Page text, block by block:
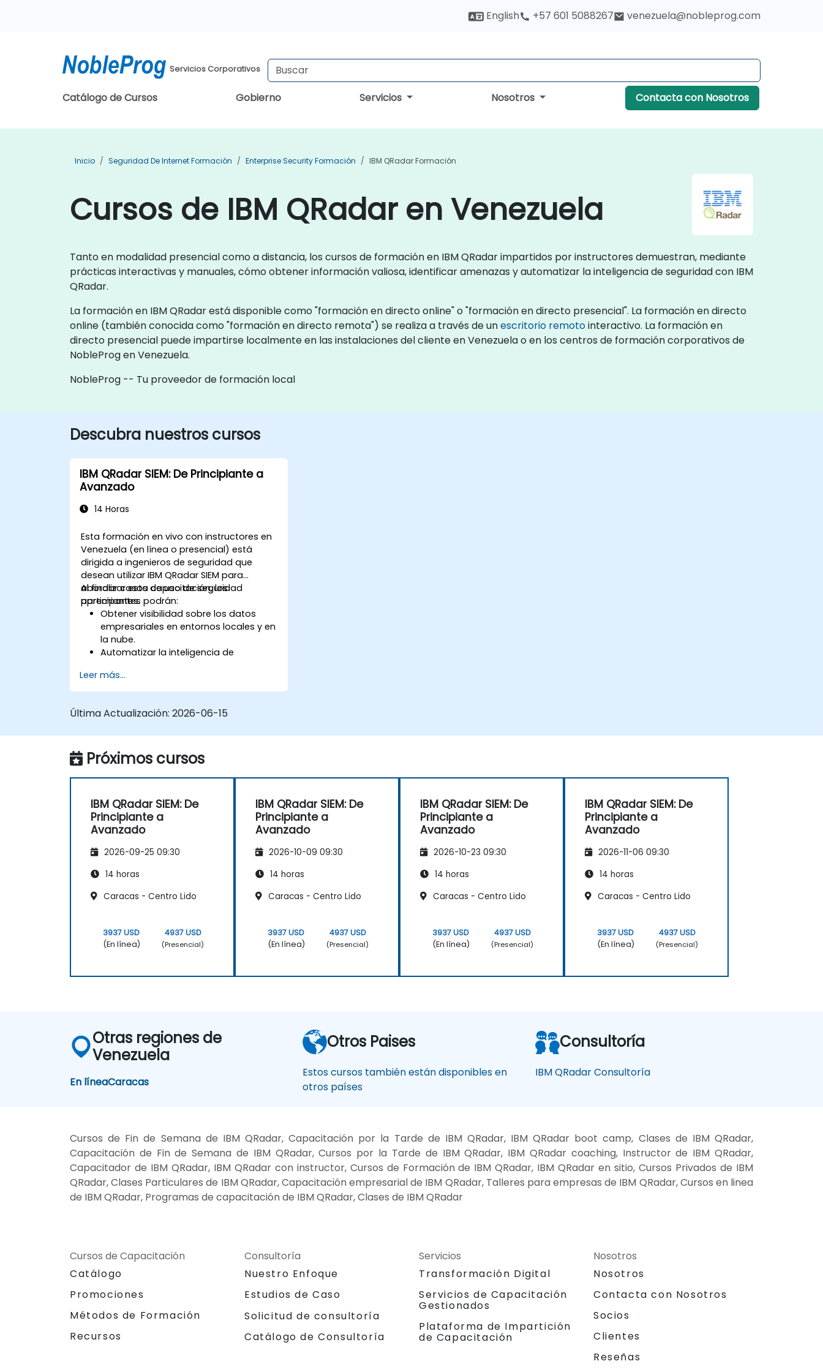
English +57 601 5088267 venezuela@nobleprog.com
Servicios Corporativos
Catálogo de Cursos Gobierno Servicios Nosotros Contacta con Nosotros
Inicio Seguridad De Internet Formación Enterprise Security Formación IBM QRadar Formación
Cursos de IBM QRadar en Venezuela
Tanto en modalidad presencial como a distancia, los cursos de formación en IBM QRadar impartidos por instructores demuestran, mediante
prácticas interactivas y manuales, cómo obtener información valiosa, identificar amenazas y automatizar la inteligencia de seguridad con IBM
QRadar.
La formación en IBM QRadar está disponible como "formación en directo online" o "formación en directo presencial". La formación en directo
online (también conocida como "formación en directo remota") se realiza a través de unescritorio remotointeractivo. La formación en
directo presencial puede impartirse localmente en las instalaciones del cliente en Venezuela o en los centros de formación corporativos de
NobleProg en Venezuela.
NobleProg -- Tu proveedor de formación local
Descubra nuestros cursos
IBM QRadar SIEM: De Principiante a
Avanzado
14 Horas
Esta formación en vivo con instructores en
Venezuela (en línea o presencial) está
dirigida a ingenieros de seguridad que
desean utilizar IBM QRadar SIEM para
abordar casos de uso de seguridad
apremiantes.
Al finalizar esta capacitación, los
participantes podrán:
Obtener visibilidad sobre los datos
empresariales en entornos locales y en
la nube.
Automatizar la inteligencia de
contener riesgos.
Detectar, identificar y priorizar
Leer más...
Última Actualización: 2026-06-15
Próximos cursos
IBM QRadar SIEM: De
Principiante a
Avanzado
2026-09-25 09:30
14 horas
Caracas - Centro Lido
3937 USD
(En línea)
4937 USD
(Presencial)
IBM QRadar SIEM: De
Principiante a
Avanzado
2026-10-09 09:30
14 horas
Caracas - Centro Lido
3937 USD
(En línea)
4937 USD
(Presencial)
IBM QRadar SIEM: De
Principiante a
Avanzado
2026-10-23 09:30
14 horas
Caracas - Centro Lido
3937 USD
(En línea)
4937 USD
(Presencial)
IBM QRadar SIEM: De
Principiante a
Avanzado
2026-11-06 09:30
14 horas
Caracas - Centro Lido
3937 USD
(En línea)
4937 USD
(Presencial)
Otras regiones de
Venezuela
En líneaCaracas
Otros Paises
Estos cursos también están disponibles en
otros países
Consultoría
IBM QRadar Consultoría
Cursos de Fin de Semana de IBM QRadar, Capacitación por la Tarde de IBM QRadar, IBM QRadar boot camp, Clases de IBM QRadar,
Capacitación de Fin de Semana de IBM QRadar, Cursos por la Tarde de IBM QRadar, IBM QRadar coaching, Instructor de IBM QRadar,
Capacitador de IBM QRadar, IBM QRadar con instructor, Cursos de Formación de IBM QRadar, IBM QRadar en sitio, Cursos Privados de IBM
QRadar, Clases Particulares de IBM QRadar, Capacitación empresarial de IBM QRadar, Talleres para empresas de IBM QRadar, Cursos en linea
de IBM QRadar, Programas de capacitación de IBM QRadar, Clases de IBM QRadar
Cursos de Capacitación
Catálogo
Promociones
Métodos de Formación
Recursos
Consultoría
Nuestro Enfoque
Estudios de Caso
Solicitud de consultoría
Catálogo de Consultoría
Servicios
Transformación Digital
Servicios de Capacitación
Gestionados
Plataforma de Impartición
de Capacitación
Nosotros
Nosotros
Contacta con Nosotros
Socios
Clientes
Reseñas